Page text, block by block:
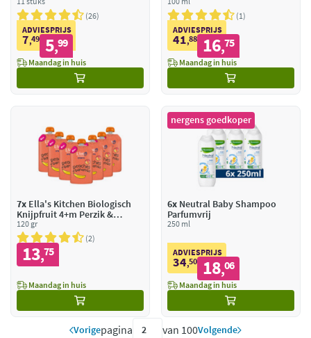
26
ADVIESPRIJS
7,49 5,99
Maandag in huis
1
ADVIESPRIJS
41,88 16,75
Maandag in huis
7x Ella's Kitchen Biologisch
Knijpfruit 4+m Perzik &
Banaan
120 gr
2
13,75
Maandag in huis
nergens goedkoper
6xNeutral Baby Shampoo
Parfumvrij
250 ml
ADVIESPRIJS
34,50 18,06
Maandag in huis
Vorigepagina van 100Volgende